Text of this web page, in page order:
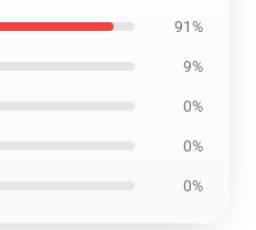
91%
9%
0%
0%
0%